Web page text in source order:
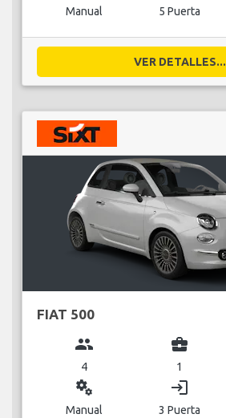
Manual 5 Puerta
VER DETALLES...
FIAT 500
group
4
business_center
1
miscellaneous_services
Manual
login
3 Puerta